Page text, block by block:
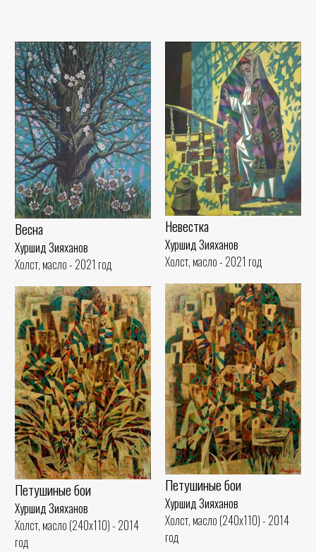
Весна
Хуршид Зияханов
Холст, масло - 2021 год
Невестка
Хуршид Зияханов
Холст, масло - 2021 год
Петушиные бои
Хуршид Зияханов
Холст, масло (240x110) - 2014
год
Петушиные бои
Хуршид Зияханов
Холст, масло (240x110) - 2014
год